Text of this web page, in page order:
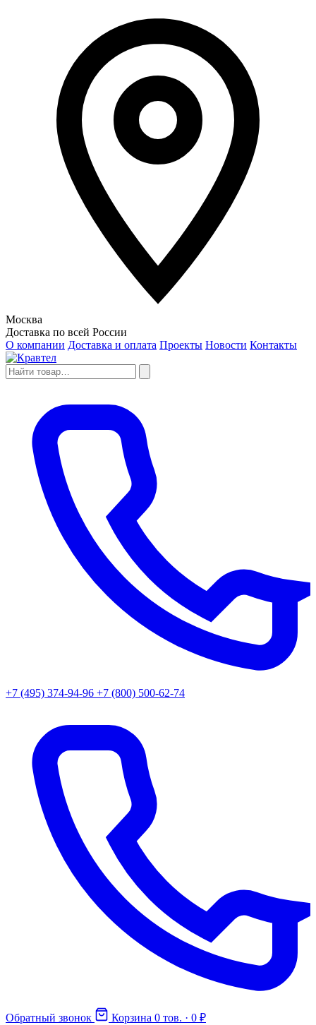
Москва
Доставка по всей России
О компании Доставка и оплата Проекты Новости Контакты
+7 (495) 374-94-96 +7 (800) 500-62-74
Обратный звонок Корзина 0 тов. · 0 ₽